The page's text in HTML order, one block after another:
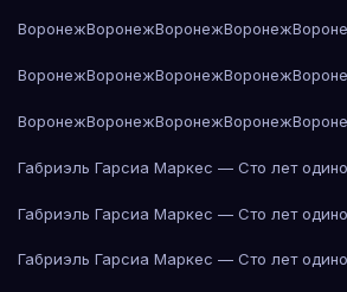
ВоронежВоронежВоронежВоронеж
ВоронежВоронежВоронежВоронеж
ВоронежВоронежВоронежВоронеж
Габриэль Гарсиа Маркес — Сто лет
Габриэль Гарсиа Маркес — Сто лет
Габриэль Гарсиа Маркес — Сто лет